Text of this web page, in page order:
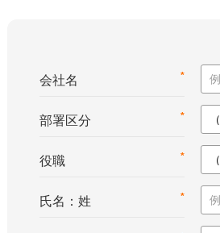
*
会社名
*
部署区分
*
役職
*
氏名：姓